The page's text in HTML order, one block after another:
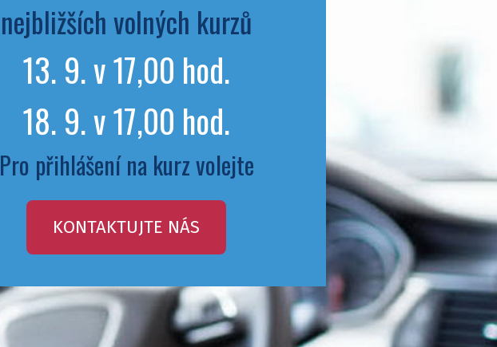
nejbližších volných kurzů
13. 9. v 17,00 hod.
18. 9. v 17,00 hod.
Pro přihlášení na kurz volejte
KONTAKTUJTE NÁS